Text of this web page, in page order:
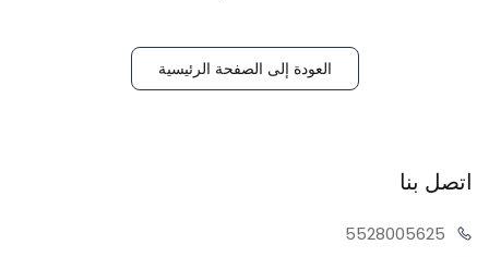
العودة إلى الصفحة الرئيسية
اتصل بنا
05625
55280